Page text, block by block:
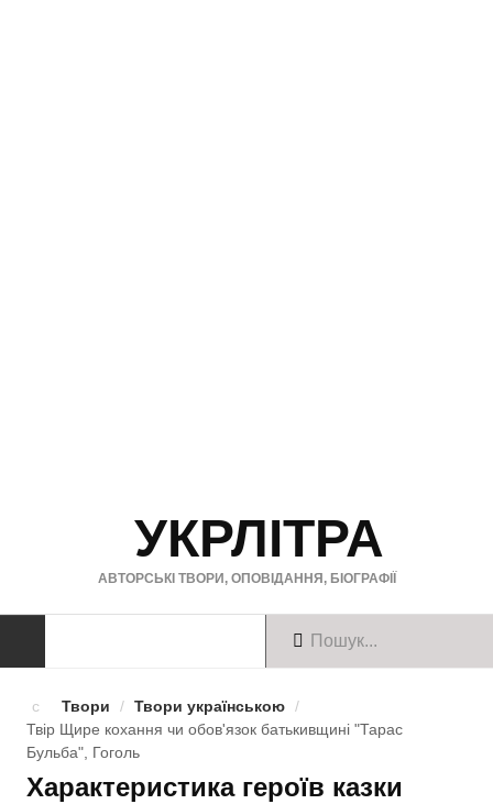
УКРЛІТРА
АВТОРСЬКІ ТВОРИ, ОПОВІДАННЯ, БІОГРАФІЇ
Твори українською
Твори англійською
Твори / Твори українською /
Твір Щире кохання чи обов'язок батькивщинi "Тарас
Бульба", Гоголь
Характеристика героїв казки